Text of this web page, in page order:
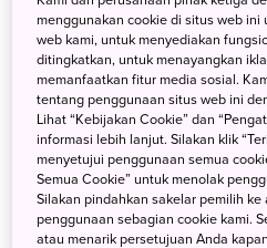
menikmati semangkuk ramen
kedai ramen sederhana;
impian Anda di Jepang. Kami
Informasi
menggunakan cookie di situs web
web kami, untuk menyediakan
ditingkatkan, untuk menayangkan
memanfaatkan fitur media sosial.
tentang penggunaan situs web ini
Lihat “Kebijakan Cookie” dan
informasi lebih lanjut. Silakan klik
menyetujui penggunaan semua
Semua Cookie” untuk menolak
Silakan pindahkan sakelar pemilih
penggunaan sebagian cookie kami.
atau menarik persetujuan Anda